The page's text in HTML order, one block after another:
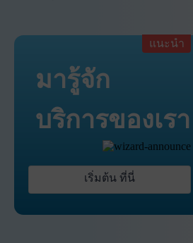
แนะนำ
มารู้จัก
บริการของเรา
เริ่มต้น ที่นี่